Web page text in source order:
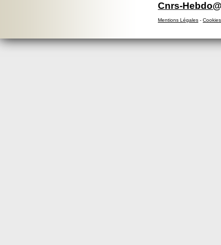
Cnrs-
Mentions Légales - Cookies